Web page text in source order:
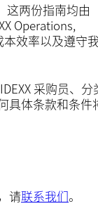
这两份指南均由
Operations,
效率以及遵守
采购员、分
具体条款和条件
请联系我们。